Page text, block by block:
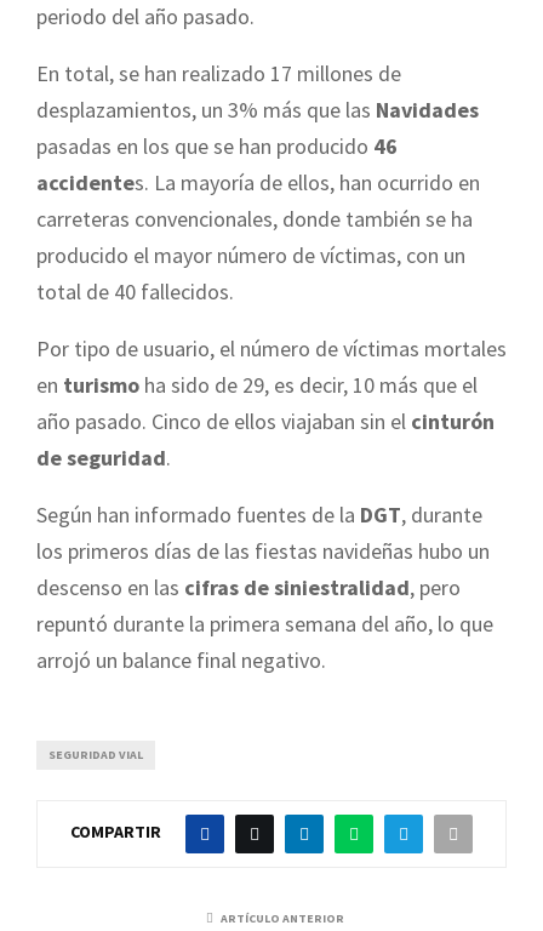
periodo del año pasado.
En total, se han realizado 17 millones de
desplazamientos, un 3% más que las Navidades
pasadas en los que se han producido 46
accidentes. La mayoría de ellos, han ocurrido en
carreteras convencionales, donde también se ha
producido el mayor número de víctimas, con un
total de 40 fallecidos.
Por tipo de usuario, el número de víctimas mortales
en turismo ha sido de 29, es decir, 10 más que el
año pasado. Cinco de ellos viajaban sin el cinturón
de seguridad.
Según han informado fuentes de la DGT, durante
los primeros días de las fiestas navideñas hubo un
descenso en las cifras de siniestralidad, pero
repuntó durante la primera semana del año, lo que
arrojó un balance final negativo.
SEGURIDAD VIAL
COMPARTIR
ARTÍCULO ANTERIOR